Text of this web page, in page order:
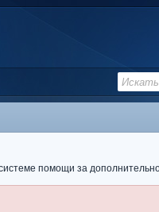
помощи за